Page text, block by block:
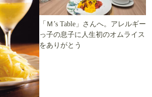
「Ｍ’s Table」さんへ。アレルギー
っ子の息子に人生初のオムライス
をありがとう